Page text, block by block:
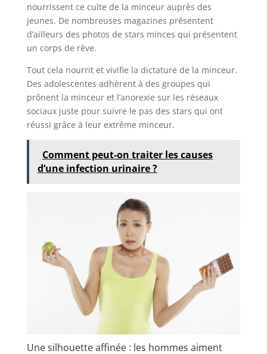
nourrissent ce culte de la minceur auprès des
jeunes. De nombreuses magazines présentent
d’ailleurs des photos de stars minces qui présentent
un corps de rêve.
Tout cela nourrit et vivifie la dictature de la minceur.
Des adolescentes adhèrent à des groupes qui
prônent la minceur et l’anorexie sur les réseaux
sociaux juste pour suivre le pas des stars qui ont
réussi grâce à leur extrême minceur.
Comment peut-on traiter les causes
d’une infection urinaire ?
Une silhouette affinée : les hommes aiment